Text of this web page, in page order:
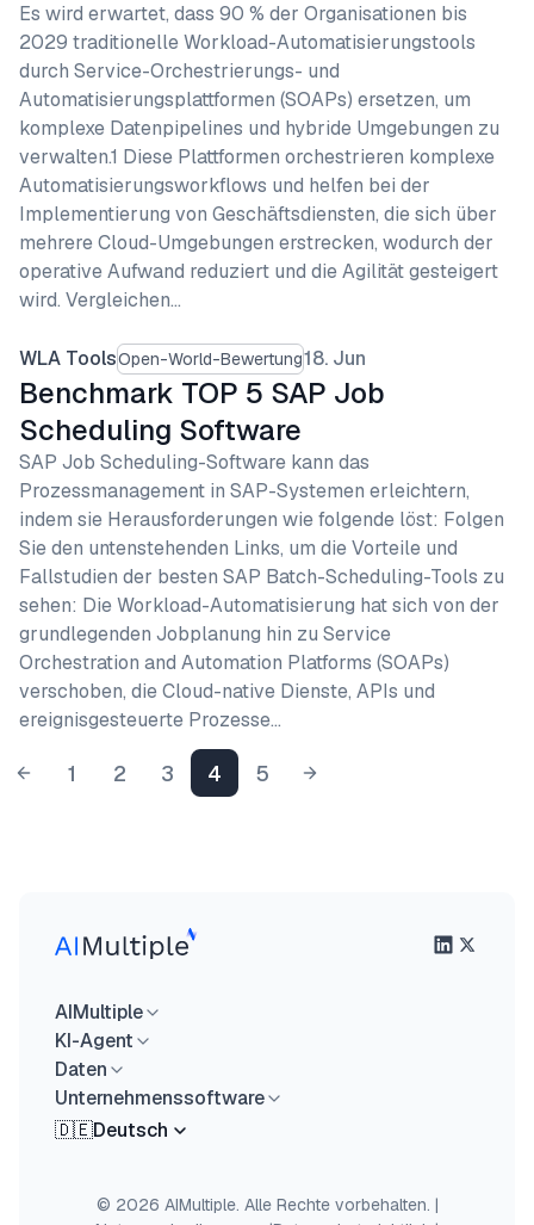
Es wird erwartet, dass 90 % der Organisationen bis
2029 traditionelle Workload-Automatisierungstools
durch Service-Orchestrierungs- und
Automatisierungsplattformen (SOAPs) ersetzen, um
komplexe Datenpipelines und hybride Umgebungen zu
verwalten.1 Diese Plattformen orchestrieren komplexe
Automatisierungsworkflows und helfen bei der
Implementierung von Geschäftsdiensten, die sich über
mehrere Cloud-Umgebungen erstrecken, wodurch der
operative Aufwand reduziert und die Agilität gesteigert
wird. Vergleichen…
WLA ToolsOpen-World-Bewertung18. Jun
Benchmark TOP 5 SAP Job
Scheduling Software
SAP Job Scheduling-Software kann das
Prozessmanagement in SAP-Systemen erleichtern,
indem sie Herausforderungen wie folgende löst: Folgen
Sie den untenstehenden Links, um die Vorteile und
Fallstudien der besten SAP Batch-Scheduling-Tools zu
sehen: Die Workload-Automatisierung hat sich von der
grundlegenden Jobplanung hin zu Service
Orchestration and Automation Platforms (SOAPs)
verschoben, die Cloud-native Dienste, APIs und
ereignisgesteuerte Prozesse…
1 2 3 4 5
AIMultiple
KI-Agent
Daten
Unternehmenssoftware
🇩🇪Deutsch
© 2026 AIMultiple. Alle Rechte vorbehalten. |